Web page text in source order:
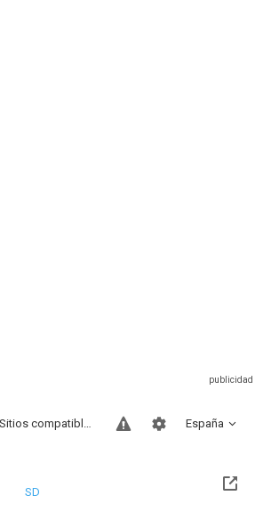
España
Sitios compatibles
SD